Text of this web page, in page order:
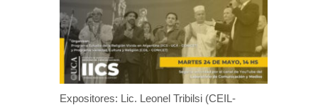
Expositores: Lic. Leonel Tribilsi (CEIL-